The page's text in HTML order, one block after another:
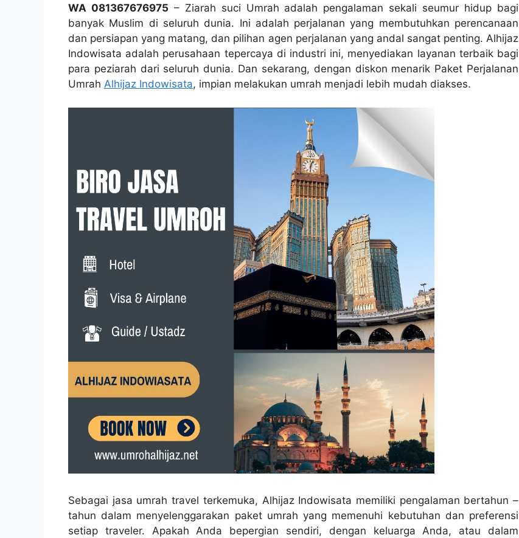
WA 081367676975 – Ziarah suci Umrah adalah pengalaman sekali seumur hidup bagi
banyak Muslim di seluruh dunia. Ini adalah perjalanan yang membutuhkan perencanaan
dan persiapan yang matang, dan pilihan agen perjalanan yang andal sangat penting. Alhijaz
Indowisata adalah perusahaan tepercaya di industri ini, menyediakan layanan terbaik bagi
para peziarah dari seluruh dunia. Dan sekarang, dengan diskon menarik Paket Perjalanan
Umrah Alhijaz Indowisata, impian melakukan umrah menjadi lebih mudah diakses.
Sebagai jasa umrah travel terkemuka, Alhijaz Indowisata memiliki pengalaman bertahun –
tahun dalam menyelenggarakan paket umrah yang memenuhi kebutuhan dan preferensi
setiap traveler. Apakah Anda bepergian sendiri, dengan keluarga Anda, atau dalam